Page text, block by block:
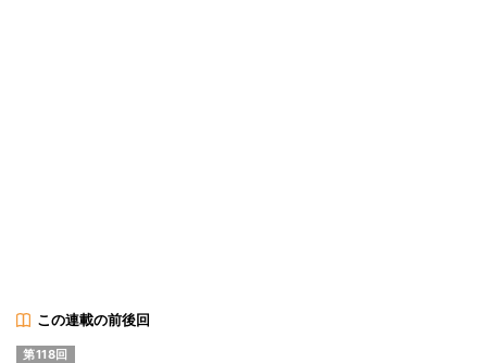
この連載の前後回
第118回